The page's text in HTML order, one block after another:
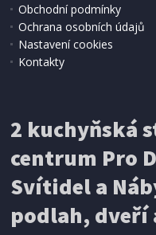
561 Kč
Obchodní podmínky
Ochrana osobních údajů
Nastavení cookies
Kontakty
2 kuchyňská
centrum Pro
Svítidel a
podlah, dveří